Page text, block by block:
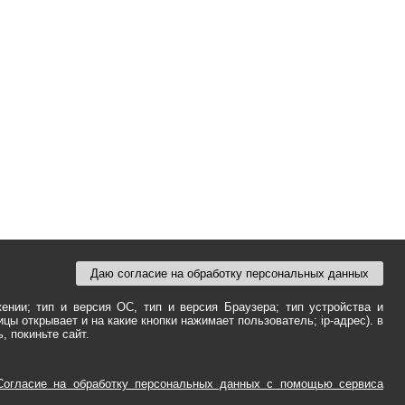
Даю согласие на обработку персональных данных
тип и версия ОС, тип и версия Браузера; тип устройства и
открывает и на какие кнопки нажимает пользователь; ip-адрес). в
сайт.
на обработку персональных данных с помощью сервиса